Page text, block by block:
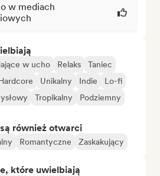
w mediach
w ucho Relaks
Taniec
Unikalny Indie
Lo-fi
Tropikalny
Podziemny
również otwarci
Romantyczne Zaskakujący
które uwielbiają